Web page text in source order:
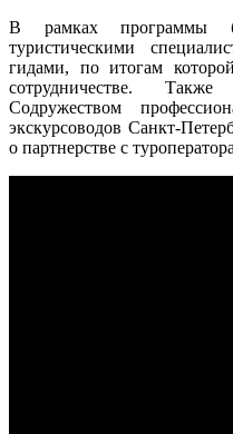
В рамках программы
туристическими
гидами, по итогам
сотрудничестве.
Содружеством
экскурсоводов Санкт-
о партнерстве с